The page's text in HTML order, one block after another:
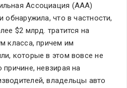
Ассоциация (ААА)
обнаружила, что в частности,
$2 млрд. тратится на
класса, причем им
которые в этом вовсе не
невзирая на
владельцы авто